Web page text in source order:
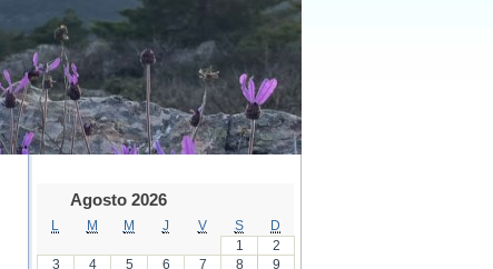
Agosto 2026
M M J V S
D
1
2
3
4 5 6 7 8
9